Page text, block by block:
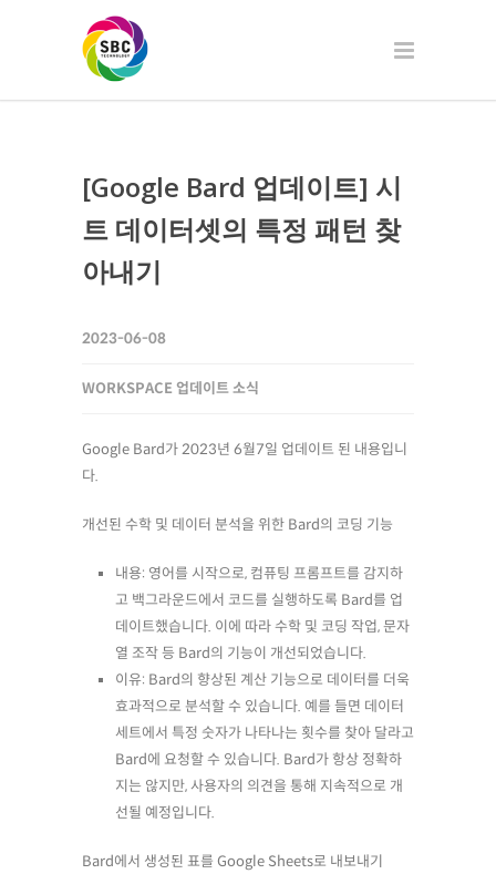
[Google Bard 업데이트] 시
트 데이터셋의 특정 패턴 찾
아내기
2023-06-08
WORKSPACE 업데이트 소식
Google Bard가 2023년 6월7일 업데이트 된 내용입니
다.
개선된 수학 및 데이터 분석을 위한 Bard의 코딩 기능
내용: 영어를 시작으로, 컴퓨팅 프롬프트를 감지하
고 백그라운드에서 코드를 실행하도록 Bard를 업
데이트했습니다. 이에 따라 수학 및 코딩 작업, 문자
열 조작 등 Bard의 기능이 개선되었습니다.
이유: Bard의 향상된 계산 기능으로 데이터를 더욱
효과적으로 분석할 수 있습니다. 예를 들면 데이터
세트에서 특정 숫자가 나타나는 횟수를 찾아 달라고
Bard에 요청할 수 있습니다. Bard가 항상 정확하
지는 않지만, 사용자의 의견을 통해 지속적으로 개
선될 예정입니다.
Bard에서 생성된 표를 Google Sheets로 내보내기